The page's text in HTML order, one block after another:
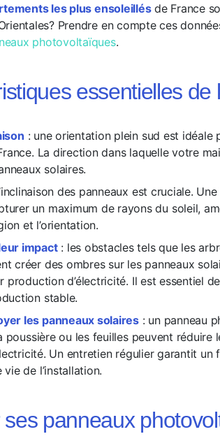
les plus ensoleillésde France
Prendre en compte ces
photovoltaïques.
essentielles de
: une orientation plein sud est
La direction dans laquelle votre
solaires.
des panneaux est cruciale.
un maximum de rayons du soleil,
et l’orientation.
impact: les obstacles tels que les
créer des ombres sur les panneaux
production d’électricité. Il est essentiel
stable.
les panneaux solaires: un panneau
poussière ou les feuilles peuvent
Un entretien régulier garantit
de l’installation.
panneaux